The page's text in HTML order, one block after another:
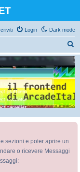
Dark mode
Login
e
r
c
sezioni e poter aprire un
o ricevere Messaggi